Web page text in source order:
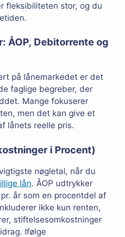
fleksibiliteten stor, og du
ÅOP, Debitorrente og
på lånemarkedet er det
faglige begreber, der
Mange fokuserer
men det kan give et
lånets reelle pris.
i Procent)
nøgletal, når du
lån. ÅOP udtrykker
år som en procentdel af
ikke kun renten,
stiftelsesomkostninger
Ifølge